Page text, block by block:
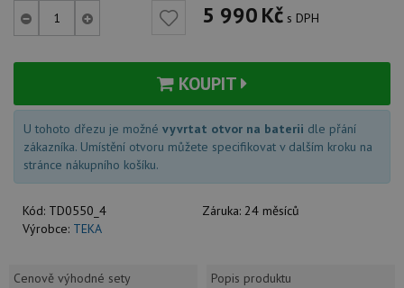
5 990Kč s DPH
KOUPIT
U tohoto dřezu je možné vyvrtat otvor na baterii dle přání
zákazníka. Umístění otvoru můžete specifikovat v dalším kroku na
stránce nákupního košíku.
Kód: TD0550_4 Záruka: 24 měsíců
Výrobce: TEKA
Cenově výhodné sety
Popis produktu